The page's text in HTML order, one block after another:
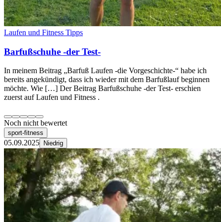
Laufen und Fitness Tipps
Barfußschuhe -der Test-
In meinem Beitrag „Barfuß Laufen -die Vorgeschichte-“ habe ich
bereits angekündigt, dass ich wieder mit dem Barfußlauf beginnen
möchte. Wie […] Der Beitrag Barfußschuhe -der Test- erschien
zuerst auf Laufen und Fitness .
Noch nicht bewertet
sport-fitness
05.09.2025 Niedrig